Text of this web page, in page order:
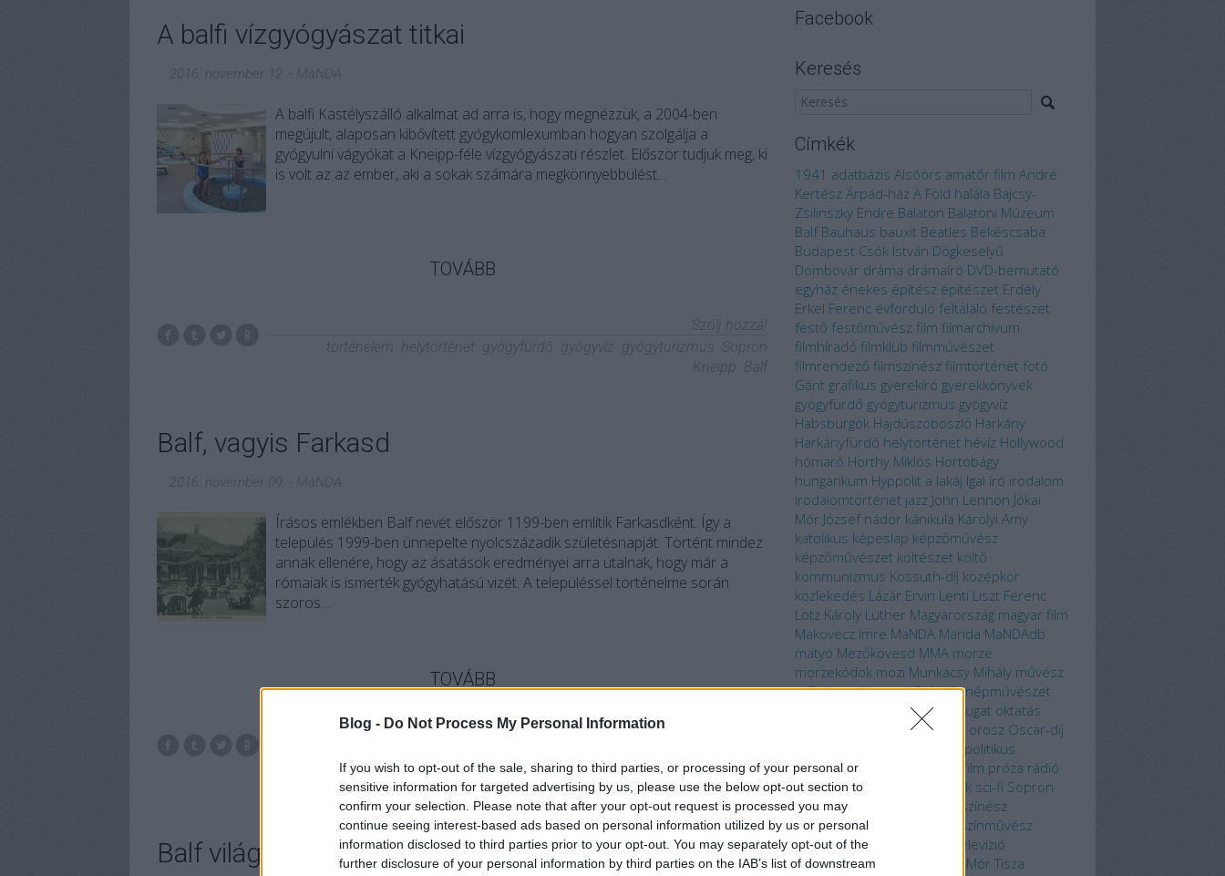
Blog - Do Not Process My Personal Information
If you wish to opt-out of the sale, sharing to third parties, or processing of your personal or
sensitive information for targeted advertising by us, please use the below opt-out section to
confirm your selection. Please note that after your opt-out request is processed you may
continue seeing interest-based ads based on personal information utilized by us or personal
information disclosed to third parties prior to your opt-out. You may separately opt-out of the
further disclosure of your personal information by third parties on the IAB’s list of downstream
A balfi vízgyógyászat titkai
2016. november 12. MaNDA
A balfi Kastélyszálló alkalmat ad arra is, hogy megnézzük, a 2004-ben
megújult, alaposan kibővített gyógykomlexumban hogyan szolgálja a
gyógyulni vágyókat a Kneipp-féle vízgyógyászati részlet. Először tudjuk meg, ki
is volt az az ember, aki a sokak számára megkönnyebbülést…
TOVÁBB
Szólj hozzá!
történelem helytörténet gyógyfürdő gyógyvíz gyógyturizmus
Sopron
Kneipp
Balf
Balf, vagyis Farkasd
2016. november 09. MaNDA
Írásos emlékben Balf nevét először 1199-ben említik Farkasdként. Így a
település 1999-ben ünnepelte nyolcszázadik születésnapját. Történt mindez
annak ellenére, hogy az ásatások eredményei arra utalnak, hogy már a
rómaiak is ismerték gyógyhatású vizét. A településsel történelme során
szoros…
TOVÁBB
Szerb Antal nemzeti emlékhely Balf
Balf világhírű Kastélyszállója
Facebook
Keresés
Címkék
1941 adatbázis Alsóörs amatőr film André
Kertész Árpád-ház A Föld halála Bajcsy-
Zsilinszky Endre Balaton Balatoni Múzeum
Balf Bauhaus bauxit Beatles Békéscsaba
Budapest Csók István Dögkeselyű
Dombovár dráma drámaíró DVD-bemutató
egyház énekes építész építészet Erdély
Erkel Ferenc évforduló feltaláló festészet
festő festőművész film filmarchívum
filmhíradó filmklub filmművészet
filmrendező filmszínész filmtörténet fotó
Gánt grafikus gyerekíró gyerekkönyvek
gyógyfürdő gyógyturizmus gyógyvíz
Habsburgok Hajdúszoboszló Harkány
Harkányfürdő helytörténet hévíz Hollywood
hómaró Horthy Miklós Hortobágy
hungarikum Hyppolit a lakáj Igal író irodalom
irodalomtörténet jazz John Lennon Jókai
Mór József nádor kánikula Károlyi Amy
katolikus képeslap képzőművész
képzőművészet költészet költő
kommunizmus Kossuth-díj középkor
közlekedés Lázár Ervin Lenti Liszt Ferenc
Lotz Károly Luther Magyarország magyar film
Makovecz Imre MaNDA Manda MaNDAdb
matyó Mezőkövesd MMA morze
morzekódok mozi Munkácsy Mihály művész
művészet Nemzeti Színház népművészet
Nyolcak Nyugat oktatás
Örökmozgó orosz Oscar-díj
politikus
programajánló
propagandafilm próza rádió
rajzfilm regény rock sci-fi Sopron
sport sportoló
színész
színésznő színház
színművész
szobrász szocializmus
televízió
termálfürdő termálvíz Than Mór Tisza